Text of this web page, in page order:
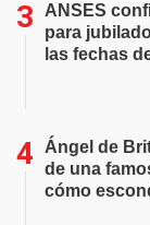
ANSES
para
las fechas
Ángel de
de una
cómo